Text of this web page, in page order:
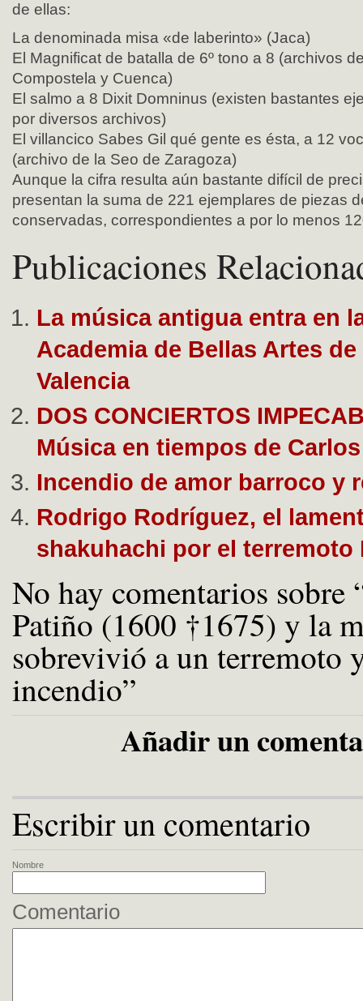
de ellas:
La denominada misa «de laberinto» (Jaca)
El Magnificat de batalla de 6º tono a 8 (archivos
Compostela y Cuenca)
El salmo a 8 Dixit Domninus (existen bastantes
por diversos archivos)
El villancico Sabes Gil qué gente es ésta, a 12
(archivo de la Seo de Zaragoza)
Aunque la cifra resulta aún bastante difícil de
presentan la suma de 221 ejemplares de piezas
conservadas, correspondientes a por lo menos
Publicaciones
La música antigua entra en
Academia de Bellas Artes
Valencia
DOS CONCIERTOS
Música en tiempos de
Incendio de amor barroco y
Rodrigo Rodríguez, el
shakuhachi por el terremoto
No hay comentarios sobre
Patiño (1600 †1675) y la
sobrevivió a un terremoto
incendio”
Añadir un
Escribir un comentario
Nombre
Comentario